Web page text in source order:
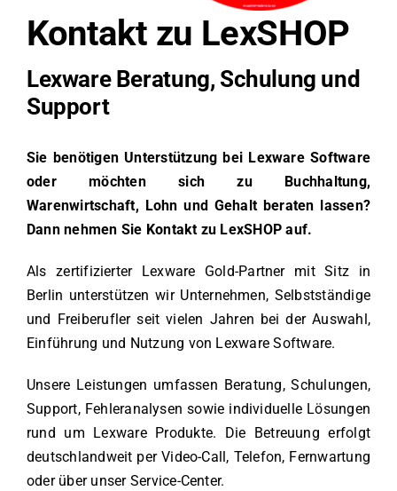
Kontakt zu LexSHOP
Lexware Beratung, Schulung und
Support
Sie benötigen Unterstützung bei Lexware Software
oder möchten sich zu Buchhaltung,
Warenwirtschaft, Lohn und Gehalt beraten lassen?
Dann nehmen Sie Kontakt zu LexSHOP auf.
Als zertifizierter Lexware Gold-Partner mit Sitz in
Berlin unterstützen wir Unternehmen, Selbstständige
und Freiberufler seit vielen Jahren bei der Auswahl,
Einführung und Nutzung von Lexware Software.
Unsere Leistungen umfassen Beratung, Schulungen,
Support, Fehleranalysen sowie individuelle Lösungen
rund um Lexware Produkte. Die Betreuung erfolgt
deutschlandweit per Video-Call, Telefon, Fernwartung
oder über unser Service-Center.